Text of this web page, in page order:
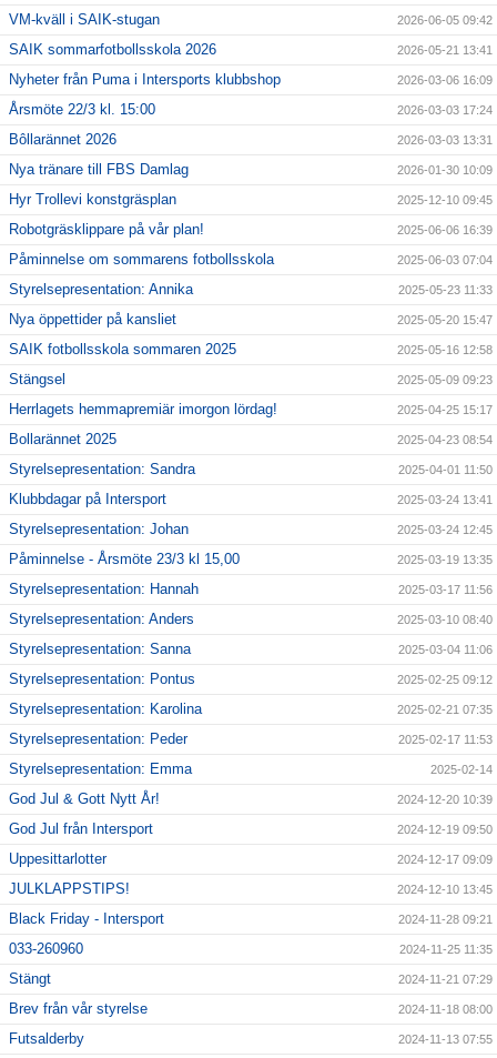
VM-kväll i SAIK-stugan 2026-06-05 09:42
SAIK sommarfotbollsskola 2026 2026-05-21 13:41
Nyheter från Puma i Intersports klubbshop 2026-03-06 16:09
Årsmöte 22/3 kl. 15:00 2026-03-03 17:24
Bôllarännet 2026 2026-03-03 13:31
Nya tränare till FBS Damlag 2026-01-30 10:09
Hyr Trollevi konstgräsplan 2025-12-10 09:45
Robotgräsklippare på vår plan! 2025-06-06 16:39
Påminnelse om sommarens fotbollsskola 2025-06-03 07:04
Styrelsepresentation: Annika 2025-05-23 11:33
Nya öppettider på kansliet 2025-05-20 15:47
SAIK fotbollsskola sommaren 2025 2025-05-16 12:58
Stängsel 2025-05-09 09:23
Herrlagets hemmapremiär imorgon lördag! 2025-04-25 15:17
Bollarännet 2025 2025-04-23 08:54
Styrelsepresentation: Sandra 2025-04-01 11:50
Klubbdagar på Intersport 2025-03-24 13:41
Styrelsepresentation: Johan 2025-03-24 12:45
Påminnelse - Årsmöte 23/3 kl 15,00 2025-03-19 13:35
Styrelsepresentation: Hannah 2025-03-17 11:56
Styrelsepresentation: Anders 2025-03-10 08:40
Styrelsepresentation: Sanna 2025-03-04 11:06
Styrelsepresentation: Pontus 2025-02-25 09:12
Styrelsepresentation: Karolina 2025-02-21 07:35
Styrelsepresentation: Peder 2025-02-17 11:53
Styrelsepresentation: Emma 2025-02-14
God Jul & Gott Nytt År! 2024-12-20 10:39
God Jul från Intersport 2024-12-19 09:50
Uppesittarlotter 2024-12-17 09:09
JULKLAPPSTIPS! 2024-12-10 13:45
Black Friday - Intersport 2024-11-28 09:21
033-260960 2024-11-25 11:35
Stängt 2024-11-21 07:29
Brev från vår styrelse 2024-11-18 08:00
Futsalderby 2024-11-13 07:55